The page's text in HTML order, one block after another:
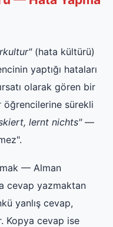
(hata kültürü)
yaptığı hataları
olarak gören bir
öğrencilerine sürekli
lernt nichts"—
— Alman
cevap yazmaktan
yanlış cevap,
Kopya cevap ise